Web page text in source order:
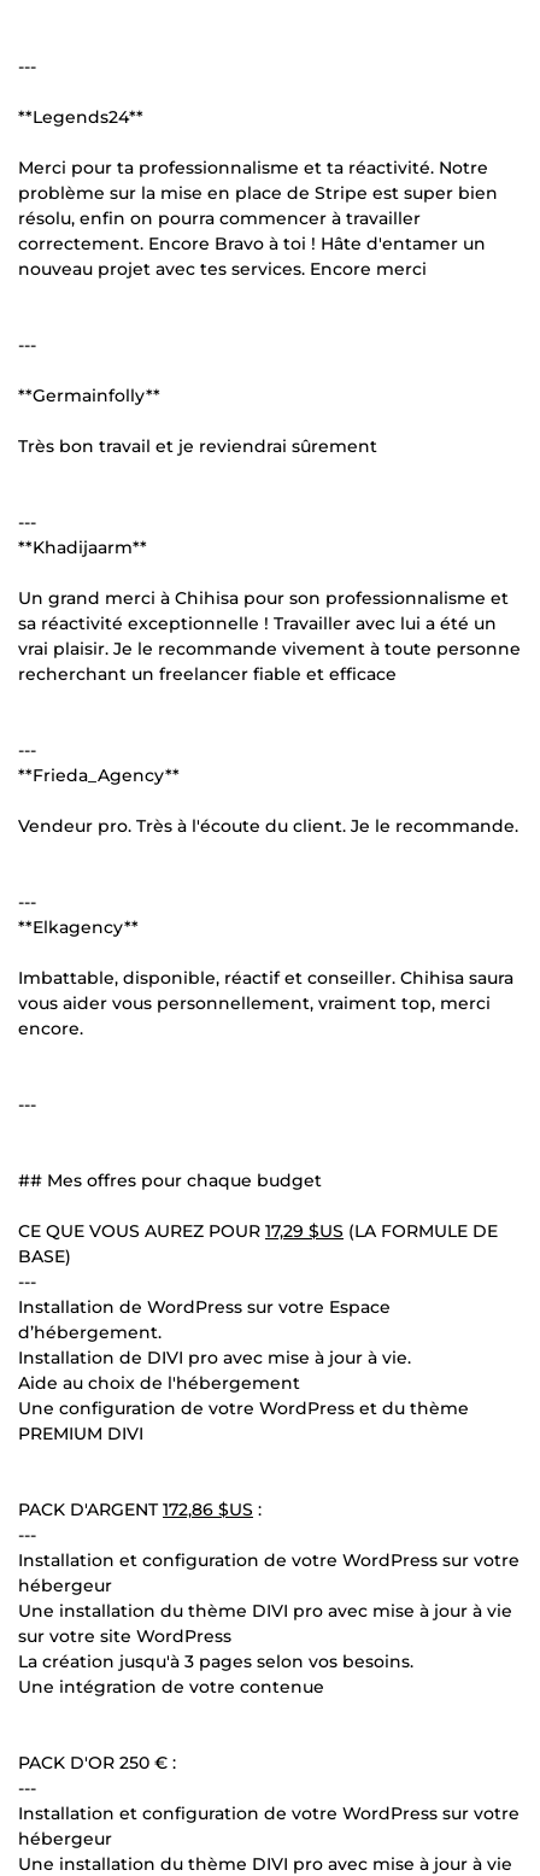
---
**Legends24**
Merci pour ta professionnalisme et ta réactivité. Notre
problème sur la mise en place de Stripe est super bien
résolu, enfin on pourra commencer à travailler
correctement. Encore Bravo à toi ! Hâte d'entamer un
nouveau projet avec tes services. Encore merci
---
**Germainfolly**
Très bon travail et je reviendrai sûrement
---
**Khadijaarm**
Un grand merci à Chihisa pour son professionnalisme et
sa réactivité exceptionnelle ! Travailler avec lui a été un
vrai plaisir. Je le recommande vivement à toute personne
recherchant un freelancer fiable et efficace
---
**Frieda_Agency**
Vendeur pro. Très à l'écoute du client. Je le recommande.
---
**Elkagency**
Imbattable, disponible, réactif et conseiller. Chihisa saura
vous aider vous personnellement, vraiment top, merci
encore.
---
## Mes offres pour chaque budget
CE QUE VOUS AUREZ POUR 17,29 $US (LA FORMULE DE
BASE)
---
Installation de WordPress sur votre Espace
d’hébergement.
Installation de DIVI pro avec mise à jour à vie.
Aide au choix de l'hébergement
Une configuration de votre WordPress et du thème
PREMIUM DIVI
PACK D'ARGENT172,86 $US :
---
Installation et configuration de votre WordPress sur votre
hébergeur
Une installation du thème DIVI pro avec mise à jour à vie
sur votre site WordPress
La création jusqu'à 3 pages selon vos besoins.
Une intégration de votre contenue
PACK D'OR 250 € :
---
Installation et configuration de votre WordPress sur votre
hébergeur
Une installation du thème DIVI pro avec mise à jour à vie